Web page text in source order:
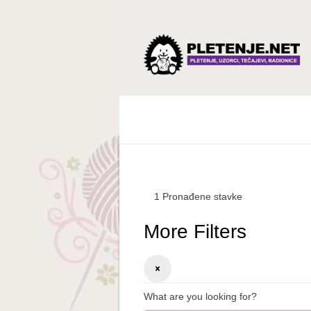
1 Pronađene stavke
More Filters
What are you looking for?